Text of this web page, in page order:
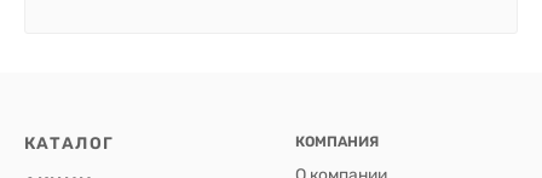
КАТАЛОГ КОМПАНИЯ